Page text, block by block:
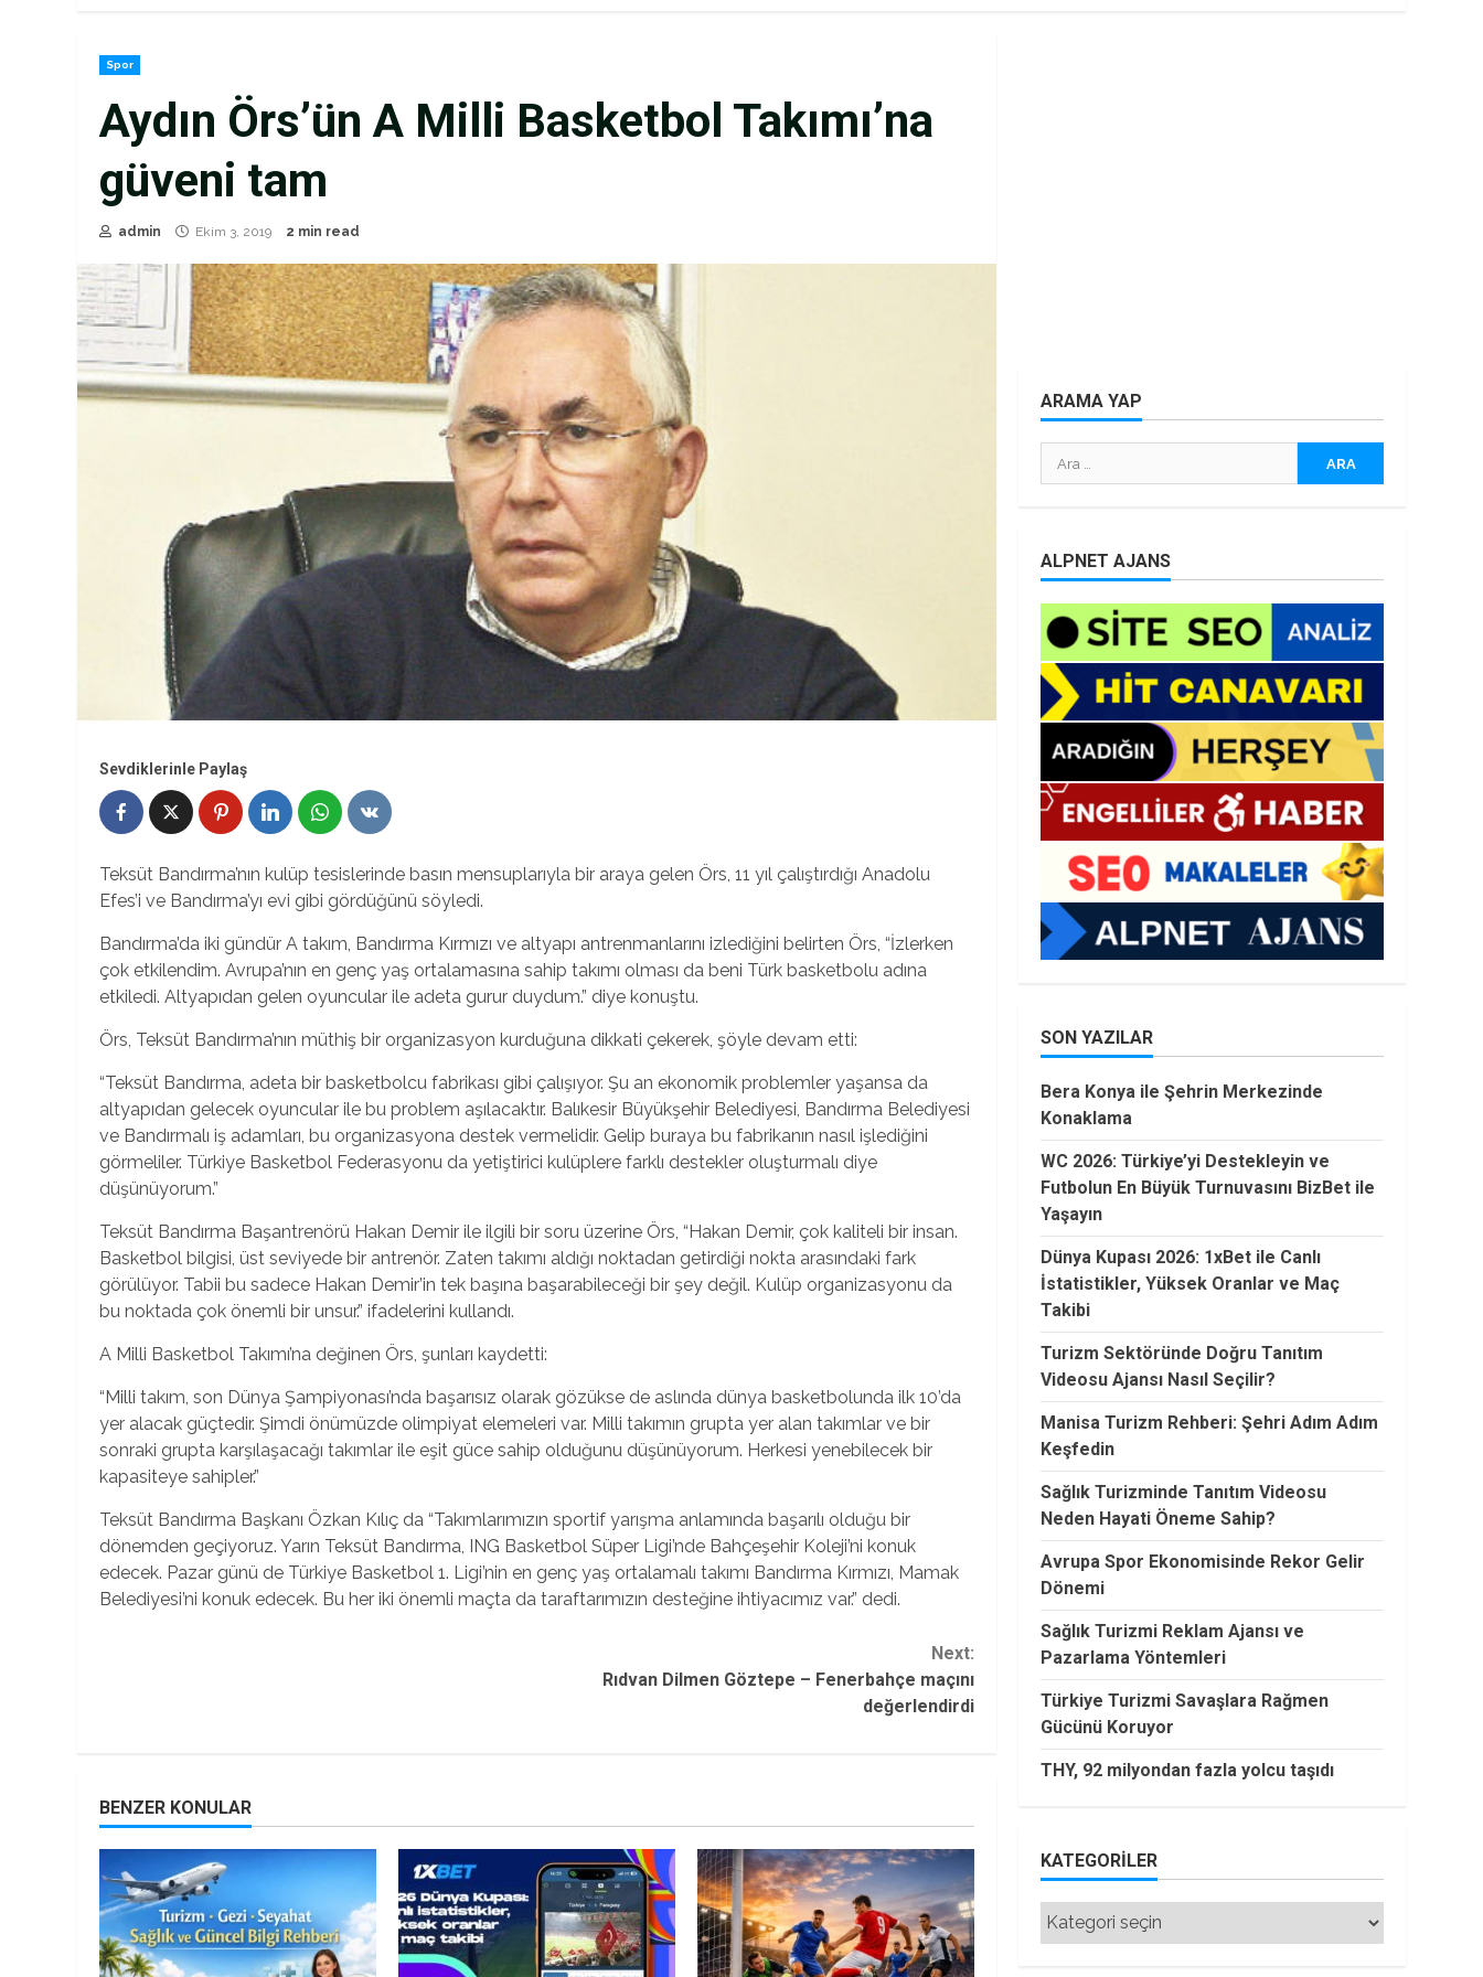
Spor
Aydın Örs’ün A Milli Basketbol Takımı’na
güveni tam
admin Ekim 3, 2019 2 min read
Sevdiklerinle Paylaş
Teksüt Bandırma’nın kulüp tesislerinde basın mensuplarıyla bir araya gelen Örs, 11 yıl çalıştırdığı Anadolu
Efes’i ve Bandırma’yı evi gibi gördüğünü söyledi.
Bandırma’da iki gündür A takım, Bandırma Kırmızı ve altyapı antrenmanlarını izlediğini belirten Örs, “İzlerken
çok etkilendim. Avrupa’nın en genç yaş ortalamasına sahip takımı olması da beni Türk basketbolu adına
etkiledi. Altyapıdan gelen oyuncular ile adeta gurur duydum.” diye konuştu.
Örs, Teksüt Bandırma’nın müthiş bir organizasyon kurduğuna dikkati çekerek, şöyle devam etti:
“Teksüt Bandırma, adeta bir basketbolcu fabrikası gibi çalışıyor. Şu an ekonomik problemler yaşansa da
altyapıdan gelecek oyuncular ile bu problem aşılacaktır. Balıkesir Büyükşehir Belediyesi, Bandırma Belediyesi
ve Bandırmalı iş adamları, bu organizasyona destek vermelidir. Gelip buraya bu fabrikanın nasıl işlediğini
görmeliler. Türkiye Basketbol Federasyonu da yetiştirici kulüplere farklı destekler oluşturmalı diye
düşünüyorum.”
Teksüt Bandırma Başantrenörü Hakan Demir ile ilgili bir soru üzerine Örs, “Hakan Demir, çok kaliteli bir insan.
Basketbol bilgisi, üst seviyede bir antrenör. Zaten takımı aldığı noktadan getirdiği nokta arasındaki fark
görülüyor. Tabii bu sadece Hakan Demir’in tek başına başarabileceği bir şey değil. Kulüp organizasyonu da
bu noktada çok önemli bir unsur.” ifadelerini kullandı.
A Milli Basketbol Takımı’na değinen Örs, şunları kaydetti:
“Milli takım, son Dünya Şampiyonası’nda başarısız olarak gözükse de aslında dünya basketbolunda ilk 10’da
yer alacak güçtedir. Şimdi önümüzde olimpiyat elemeleri var. Milli takımın grupta yer alan takımlar ve bir
sonraki grupta karşılaşacağı takımlar ile eşit güce sahip olduğunu düşünüyorum. Herkesi yenebilecek bir
kapasiteye sahipler.”
Teksüt Bandırma Başkanı Özkan Kılıç da “Takımlarımızın sportif yarışma anlamında başarılı olduğu bir
dönemden geçiyoruz. Yarın Teksüt Bandırma, ING Basketbol Süper Ligi’nde Bahçeşehir Koleji’ni konuk
edecek. Pazar günü de Türkiye Basketbol 1. Ligi’nin en genç yaş ortalamalı takımı Bandırma Kırmızı, Mamak
Belediyesi’ni konuk edecek. Bu her iki önemli maçta da taraftarımızın desteğine ihtiyacımız var.” dedi.
Next:
Rıdvan Dilmen Göztepe – Fenerbahçe maçını
değerlendirdi
BENZER KONULAR
ARAMA YAP
Arama:
ALPNET AJANS
SON YAZILAR
Bera Konya ile Şehrin Merkezinde
Konaklama
WC 2026: Türkiye’yi Destekleyin ve
Futbolun En Büyük Turnuvasını BizBet ile
Yaşayın
Dünya Kupası 2026: 1xBet ile Canlı
İstatistikler, Yüksek Oranlar ve Maç
Takibi
Turizm Sektöründe Doğru Tanıtım
Videosu Ajansı Nasıl Seçilir?
Manisa Turizm Rehberi: Şehri Adım Adım
Keşfedin
Sağlık Turizminde Tanıtım Videosu
Neden Hayati Öneme Sahip?
Avrupa Spor Ekonomisinde Rekor Gelir
Dönemi
Sağlık Turizmi Reklam Ajansı ve
Pazarlama Yöntemleri
Türkiye Turizmi Savaşlara Rağmen
Gücünü Koruyor
THY, 92 milyondan fazla yolcu taşıdı
KATEGORILER
Kategoriler